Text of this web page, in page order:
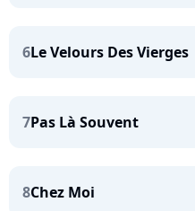
6Le Velours Des Vierges
7Pas Là Souvent
8Chez Moi